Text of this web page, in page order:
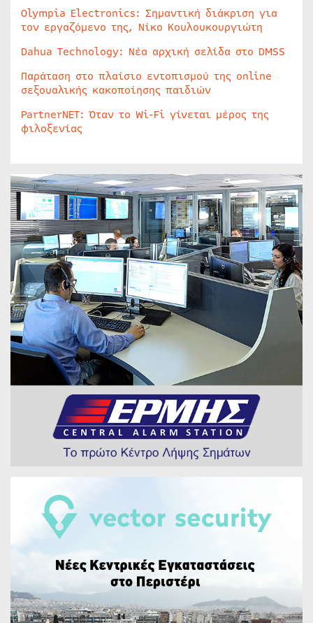
Olympia Electronics: Σημαντική διάκριση για
τον εργαζόμενο της, Νίκο Κουλουκουργιώτη
Dahua Technology: Νέα αρχική σελίδα στο DMSS
Παράταση στο πλαίσιο εντοπισμού της online
σεξουαλικής κακοποίησης παιδιών
PartnerNET: Όταν το Wi-Fi γίνεται μέρος της
φιλοξενίας